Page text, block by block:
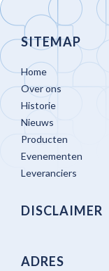
SITEMAP
Home
Over ons
Historie
Nieuws
Producten
Evenementen
Leveranciers
DISCLAIMER
ADRES